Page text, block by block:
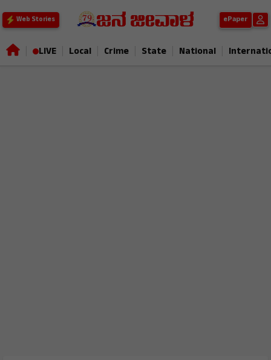
Web Stories ePaper
LIVE Local Crime State National